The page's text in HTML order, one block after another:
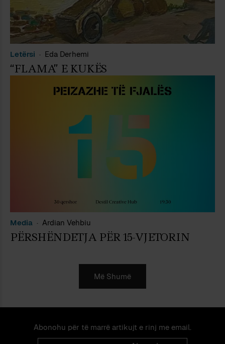
Letërsi Eda Derhemi
“FLAMA” E KUKËS
Media Ardian Vehbiu
PËRSHËNDETJA PËR 15-VJETORIN
Më Shumë
Abonohu për të marrë artikujt e rinj me email.
Email